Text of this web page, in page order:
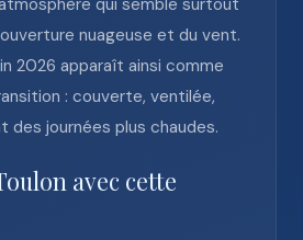
qui semble surtout
nuageuse et du vent.
2026 apparaît ainsi comme
: couverte, ventilée,
des journées plus chaudes.
avec cette